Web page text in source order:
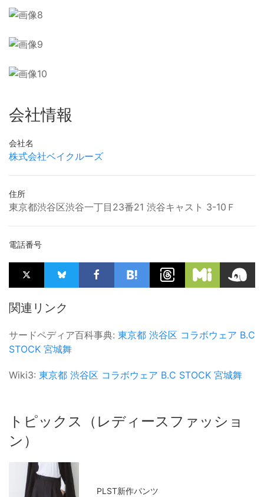
会社情報
会社名
株式会社ベイクルーズ
住所
東京都渋谷区渋谷一丁目23番21 渋谷キャスト 3-10Ｆ
電話番号
関連リンク
サードペディア百科事典: 東京都 渋谷区 コラボウェア B.C
STOCK 宮城舞
Wiki3: 東京都 渋谷区 コラボウェア B.C STOCK 宮城舞
トピックス（レディースファッショ
ン）
PLST新作パンツ